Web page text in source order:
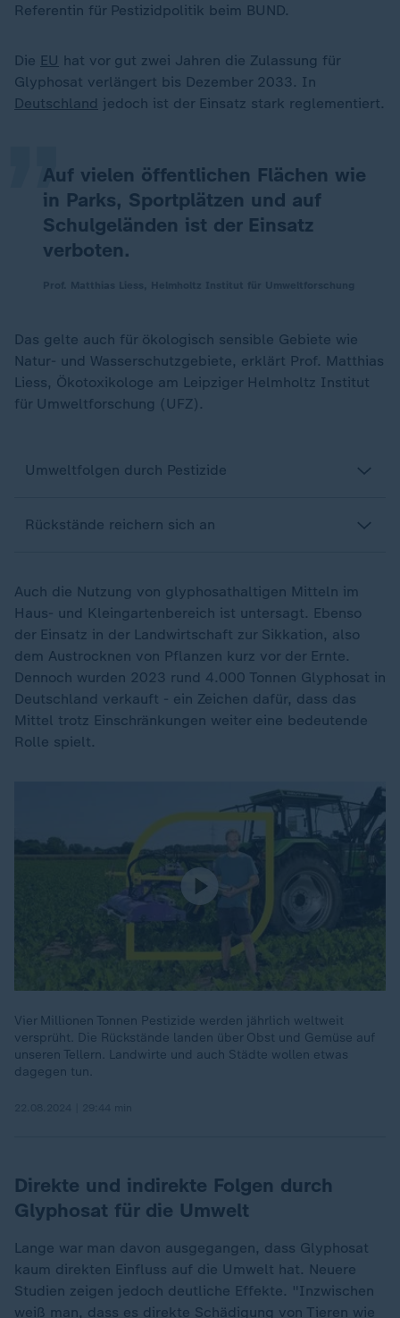
Referentin für Pestizidpolitik beim BUND.
Die EU hat vor gut zwei Jahren die Zulassung für
Glyphosat verlängert bis Dezember 2033. In
Deutschland jedoch ist der Einsatz stark reglementiert.
Auf vielen öffentlichen Flächen wie
in Parks, Sportplätzen und auf
Schulgeländen ist der Einsatz
verboten.
„
Das gelte auch für ökologisch sensible Gebiete wie
Natur- und Wasserschutzgebiete, erklärt Prof. Matthias
Liess, Ökotoxikologe am Leipziger Helmholtz Institut
für Umweltforschung (UFZ).
Umweltfolgen durch Pestizide
Rückstände reichern sich an
Auch die Nutzung von glyphosathaltigen Mitteln im
Haus- und Kleingartenbereich ist untersagt. Ebenso
der Einsatz in der Landwirtschaft zur Sikkation, also
dem Austrocknen von Pflanzen kurz vor der Ernte.
Dennoch wurden 2023 rund 4.000 Tonnen Glyphosat in
Deutschland verkauft - ein Zeichen dafür, dass das
Mittel trotz Einschränkungen weiter eine bedeutende
Rolle spielt.
Vier Millionen Tonnen Pestizide werden jährlich weltweit
versprüht. Die Rückstände landen über Obst und Gemüse auf
unseren Tellern. Landwirte und auch Städte wollen etwas
dagegen tun.
Direkte und indirekte Folgen durch
Glyphosat für die Umwelt
Lange war man davon ausgegangen, dass Glyphosat
kaum direkten Einfluss auf die Umwelt hat. Neuere
Studien zeigen jedoch deutliche Effekte. "Inzwischen
weiß man, dass es direkte Schädigung von Tieren wie